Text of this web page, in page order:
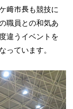
﨑市長も競技に
職員との和気あ
違うイベントを
っています。